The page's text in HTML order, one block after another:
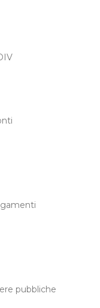
pubbliche